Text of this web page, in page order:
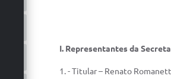
I. Representantes da
1. - Titular – Renato